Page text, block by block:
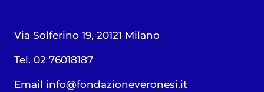
Via Solferino 19, 20121 Milano
Tel. 02 76018187
Email info@fondazioneveronesi.it